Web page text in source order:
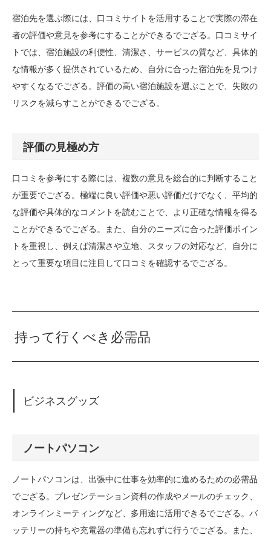
宿泊先を選ぶ際には、口コミサイトを活用することで実際の滞在
者の評価や意見を参考にすることができるでござる。口コミサイ
トでは、宿泊施設の利便性、清潔さ、サービスの質など、具体的
な情報が多く提供されているため、自分に合った宿泊先を見つけ
やすくなるでござる。評価の高い宿泊施設を選ぶことで、失敗の
リスクを減らすことができるでござる。
評価の見極め方
口コミを参考にする際には、複数の意見を総合的に判断すること
が重要でござる。極端に良い評価や悪い評価だけでなく、平均的
な評価や具体的なコメントを読むことで、より正確な情報を得る
ことができるでござる。また、自分のニーズに合った評価ポイン
トを重視し、例えば清潔さや立地、スタッフの対応など、自分に
とって重要な項目に注目して口コミを確認するでござる。
持って行くべき必需品
ビジネスグッズ
ノートパソコン
ノートパソコンは、出張中に仕事を効率的に進めるための必需品
でござる。プレゼンテーション資料の作成やメールのチェック、
オンラインミーティングなど、多用途に活用できるでござる。バ
ッテリーの持ちや充電器の準備も忘れずに行うでござる。また、